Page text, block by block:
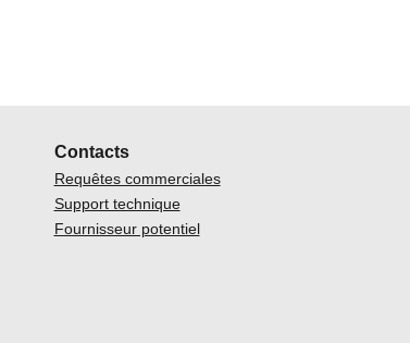
Contacts
Requêtes commerciales
Support technique
Fournisseur potentiel